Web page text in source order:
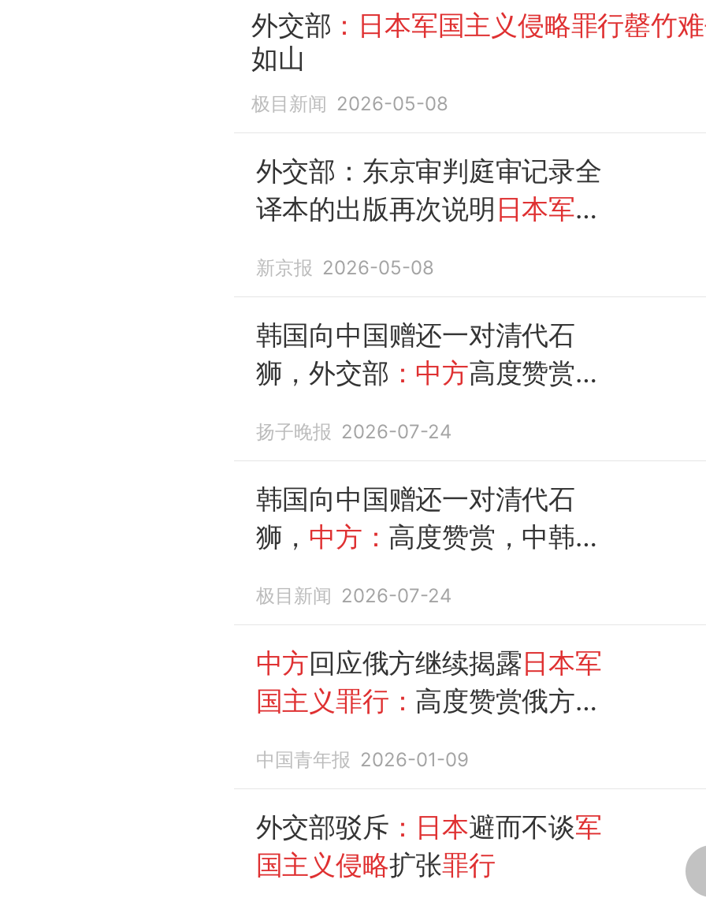
外交部 ：日本军国主义侵略罪行罄竹
如山
极目新闻 2026-05-08
外交部：东京审判庭审记录全
译本的出版再次说明日本军国
新京报 2026-05-08
韩国向中国赠还一对清代石
狮，外交部 ：中方高度赞赏韩
狮，中韩都曾遭受
义侵略，经历文物流失的伤痛
扬子晚报 2026-07-24
韩国向中国赠还一对清代石
狮， 中方： 高度赞赏，中韩历
略，都曾经历文物流失的伤痛
极目新闻 2026-07-24
中方回应俄方继续揭露日本军
国主义罪行： 高度赞赏俄方正
中国青年报 2026-01-09
外交部驳斥 ：日本避而不谈军
国主义侵略扩张罪行